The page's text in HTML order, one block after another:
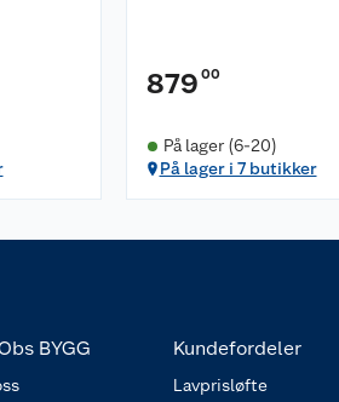
879 00
På lager (6-20)
På lager i 7 butikker
BYGG Kundefordeler
Lavprisløfte